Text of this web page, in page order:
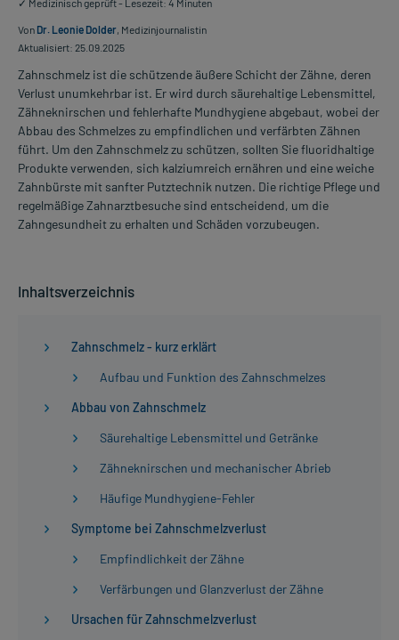
✓ Medizinisch geprüft - Lesezeit: 4 Minuten
Von Dr. Leonie Dolder, Medizinjournalistin
Aktualisiert: 25.09.2025
Zahnschmelz ist die schützende äußere Schicht der Zähne, deren
Verlust unumkehrbar ist. Er wird durch säurehaltige Lebensmittel,
Zähneknirschen und fehlerhafte Mundhygiene abgebaut, wobei der
Abbau des Schmelzes zu empfindlichen und verfärbten Zähnen
führt. Um den Zahnschmelz zu schützen, sollten Sie fluoridhaltige
Produkte verwenden, sich kalziumreich ernähren und eine weiche
Zahnbürste mit sanfter Putztechnik nutzen. Die richtige Pflege und
regelmäßige Zahnarztbesuche sind entscheidend, um die
Zahngesundheit zu erhalten und Schäden vorzubeugen.
Inhaltsverzeichnis
Zahnschmelz - kurz erklärt
Aufbau und Funktion des Zahnschmelzes
Abbau von Zahnschmelz
Säurehaltige Lebensmittel und Getränke
Zähneknirschen und mechanischer Abrieb
Häufige Mundhygiene-Fehler
Symptome bei Zahnschmelzverlust
Empfindlichkeit der Zähne
Verfärbungen und Glanzverlust der Zähne
Ursachen für Zahnschmelzverlust